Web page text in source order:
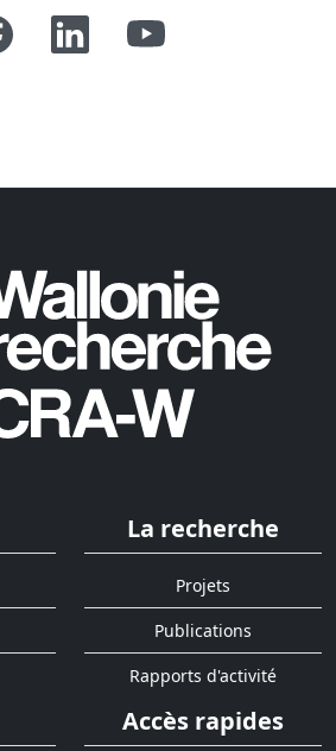
La recherche
Projets
Publications
Rapports d'activité
Accès rapides